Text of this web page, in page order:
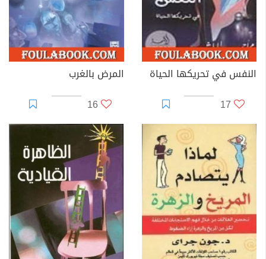
النفس في تحريكها الحياة
17
المرض بالغرب
16